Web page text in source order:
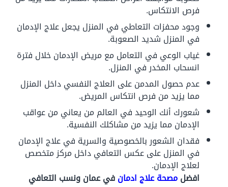
فرص الانتكاس.
وجود محفزات التعاطي في المنزل يجعل علاج الإدمان
في المنزل شديد الصعوبة.
غياب الوعي في التعامل مع مريض الإدمان خلال فترة
انسحاب المخدر في المنزل.
عدم حصول المدمن على العلاج النفسي داخل المنزل
مما يزيد من فرص انتكاس المريض.
شعورك أنك الوحيد في العالم من يعاني من عواقب
الإدمان مما يزيد من مشاكلك النفسية.
فقدان الشعور بالخصوصية والسرية في علاج الإدمان
في المنزل على عكس التعافي داخل مركز متخصص
لعلاج الإدمان.
افضلمصحة علاج ادمانفي عمان ونسب التعافي